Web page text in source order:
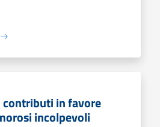
contributi in favore
incolpevoli